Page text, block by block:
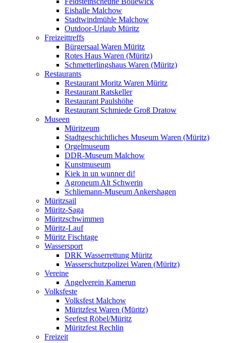
Eishalle Malchow
Stadtwindmühle Malchow
Outdoor-Urlaub Müritz
Freizeittreffs
Bürgersaal Waren Müritz
Rotes Haus Waren (Müritz)
Schmetterlingshaus Waren (Müritz)
Restaurants
Restaurant Moritz Waren Müritz
Restaurant Ratskeller
Restaurant Paulshöhe
Restaurant Schmiede Groß Dratow
Museen
Müritzeum
Stadtgeschichtliches Museum Waren (Müritz)
Orgelmuseum
DDR-Museum Malchow
Kunstmuseum
Kiek in un wunner di!
Agroneum Alt Schwerin
Schliemann-Museum Ankershagen
Müritzsail
Müritz-Saga
Müritzschwimmen
Müritz-Lauf
Müritz Fischtage
Wassersport
DRK Wasserrettung Müritz
Wasserschutzpolizei Waren (Müritz)
Vereine
Angelverein Kamerun
Volksfeste
Volksfest Malchow
Müritzfest Waren (Müritz)
Seefest Röbel/Müritz
Müritzfest Rechlin
Freizeit